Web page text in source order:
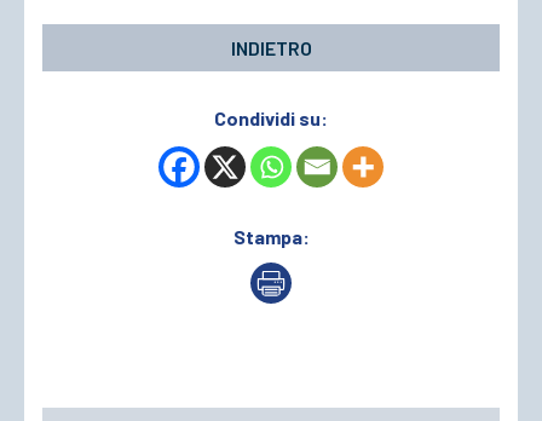
INDIETRO
Condividi su:
Stampa: